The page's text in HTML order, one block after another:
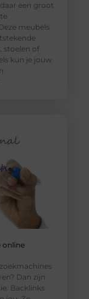
een groot
meubels
stoelen of
kun je jouw
online
Dan zijn
Backlinks